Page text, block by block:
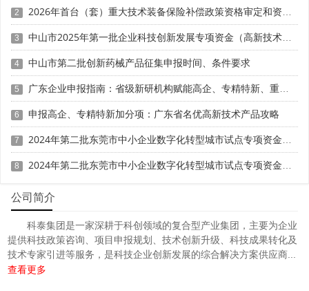
则，通过发票、合同、银行付款凭证、项目审计报告等确认
项目投资规模及实际完成固定资产投资情况。
实际固定资产投资须符合固定资产投资统计范围。土地
资产和非生产性交通运输设备不计入测算和奖励范围。因固
定资产投资形成的税款不计入测算和奖励范围。
2 2026年首台（套）重大技术装备保险补偿政策资格审定和资金申请时间、条件要求、补助标准
3 中山市2025年第一批企业科技创新发展专项资金（高新技术企业认定补助）申报时间、条件要求、奖补标准
4 中山市第二批创新药械产品征集申报时间、条件要求
5 广东企业申报指南：省级新研机构赋能高企、专精特新、重大专项
6 申报高企、专精特新加分项：广东省名优高新技术产品攻略
7 2024年第二批东莞市中小企业数字化转型城市试点专项资金两化融合管理体系贯标项目资助计划
8 2024年第二批东莞市中小企业数字化转型城市试点专项资金两化融合管理体系贯标项目拟资助企业名单的公示
公司简介
科泰集团是一家深耕于科创领域的复合型产业集团，主要为企业
提供科技政策咨询、项目申报规划、技术创新升级、科技成果转化及
技术专家引进等服务，是科技企业创新发展的综合解决方案供应商...
查看更多